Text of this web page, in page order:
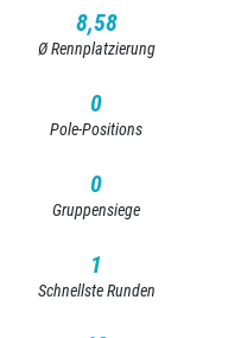
8,58
Ø Rennplatzierung
0
Pole-Positions
0
Gruppensiege
1
Schnellste Runden